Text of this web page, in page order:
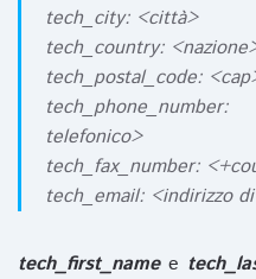
tech_city: <città>
tech_country:
tech_postal_code:
telefonico>
tech_fax_number:
tech_email: <indirizzo
tech_first_namee